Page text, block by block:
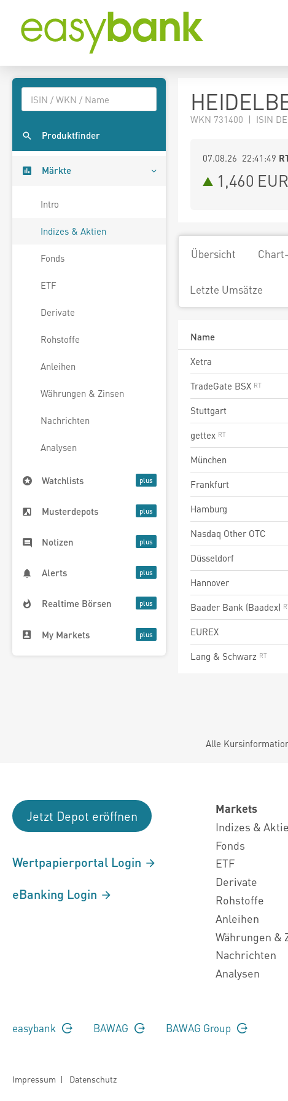
Produktfinder
Märkte
Intro
Indizes & Aktien
Fonds
ETF
Derivate
Rohstoffe
Anleihen
Währungen & Zinsen
Nachrichten
Analysen
Watchlists
Musterdepots
Notizen
Alerts
Realtime Börsen
My Markets
WKN 731400 | ISIN
07.08.26 22:41:49
1,460 EUR
Übersicht
Letzte Umsätze
Name
Xetra
TradeGate BSX
Stuttgart
gettex
München
Frankfurt
Hamburg
Nasdaq Other OTC
Düsseldorf
Hannover
Baader Bank (Baadex)
EUREX
Lang & Schwarz
Alle
Jetzt Depot eröffnen
Wertpapierportal Login
eBanking Login
Markets
Indizes &
Fonds
ETF
Derivate
Rohstoffe
Anleihen
Währungen &
Nachrichten
Analysen
easybank BAWAG BAWAG Group
Impressum | Datenschutz